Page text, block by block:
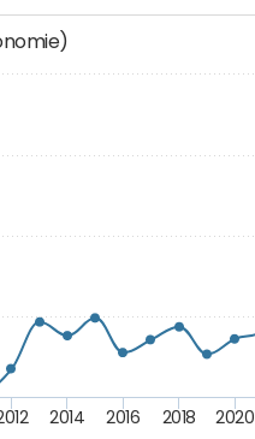
2014 2016 2018 2020